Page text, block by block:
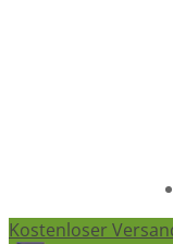
Kostenloser